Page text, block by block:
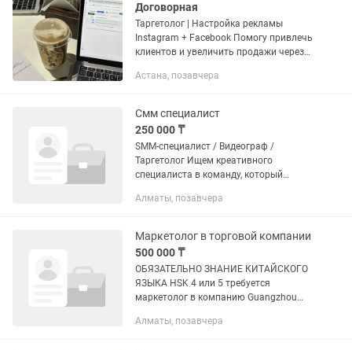
Договорная
Таргетолог | Настройка рекламы
Instagram + Facebook Помогу привлечь
клиентов и увеличить продажи через
делаю: — Настраиваю эффективную
Астана, позавчера
Смм специалист
250 000 ₸
SMM-специалист / Видеограф /
Таргетолог Ищем креативного
специалиста в команду, который
сетей наших заведений. Что нужно
...
Алматы, позавчера
Маркетолог в торговой компании
500 000 ₸
ОБЯЗАТЕЛЬНО ЗНАНИЕ КИТАЙСКОГО
ЯЗЫКА HSK 4 или 5 требуется
маркетолог в компанию Guangzhou
с HSK 4 или 5 Первое время удаленное
Алматы, позавчера